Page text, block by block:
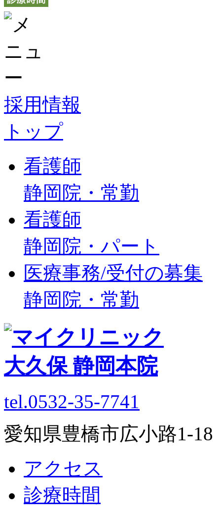
採用情報
トップ
看護師
静岡院・常勤
看護師
静岡院・パート
医療事務/受付の募集
静岡院・常勤
tel.0532-35-7741
愛知県豊橋市広小路1-
アクセス
診療時間